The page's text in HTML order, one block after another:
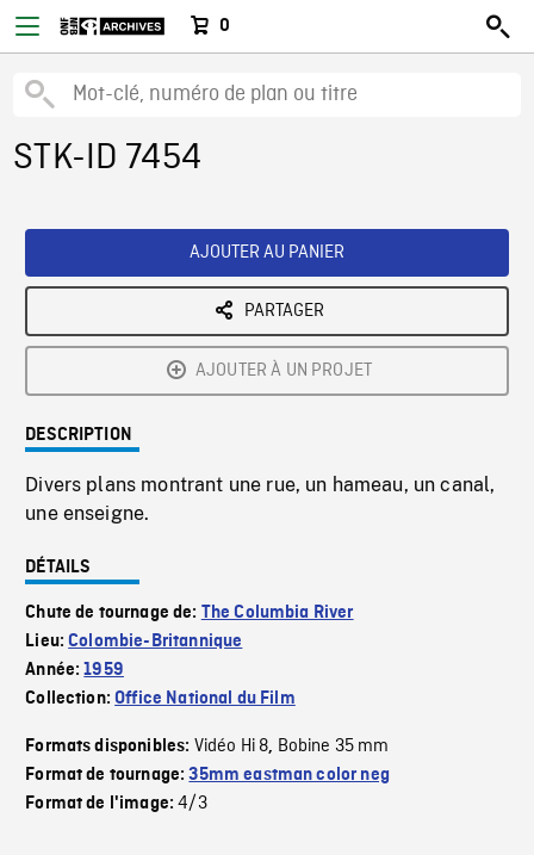
0
STK-ID 7454
AJOUTER AU PANIER
PARTAGER
AJOUTER À UN PROJET
DESCRIPTION
Divers plans montrant une rue, un hameau, un canal,
une enseigne.
DÉTAILS
Chute de tournage de: The Columbia River
Lieu:Colombie-Britannique
Année:1959
Collection:Office National du Film
Formats disponibles: Vidéo Hi 8, Bobine 35 mm
Format de tournage:35mm eastman color neg
Format de l'image:4/3